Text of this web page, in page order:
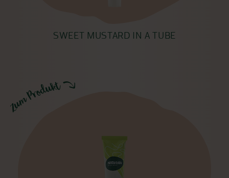
SWEET MUSTARD IN A TUBE